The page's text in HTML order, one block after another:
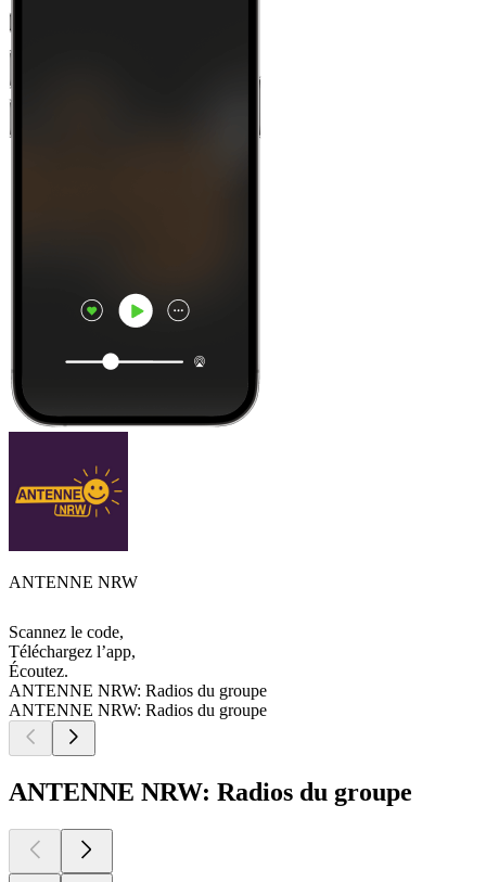
ANTENNE NRW
Scannez le code,
Téléchargez l’app,
Écoutez.
ANTENNE NRW: Radios du groupe
ANTENNE NRW: Radios du groupe
ANTENNE NRW: Radios du groupe